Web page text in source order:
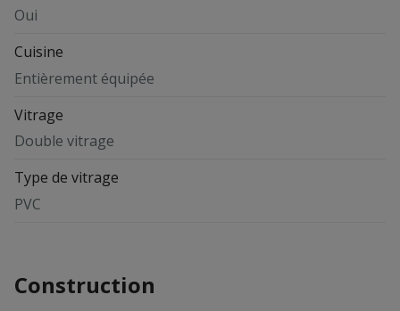
Oui
Cuisine
Entièrement équipée
Vitrage
Double vitrage
Type de vitrage
PVC
Construction